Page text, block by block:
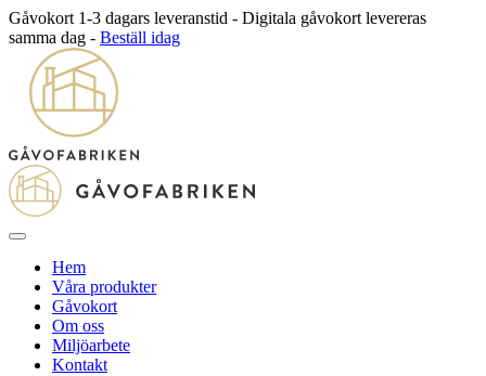
Gåvokort 1-3 dagars leveranstid - Digitala gåvokort levereras
samma dag - Beställ idag
Hem
Våra produkter
Gåvokort
Om oss
Miljöarbete
Kontakt